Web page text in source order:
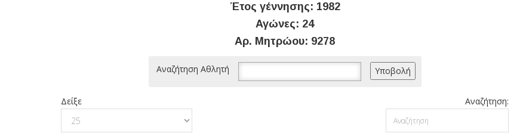
Έτος γέννησης: 1982
Αγώνες: 24
Αρ. Μητρώου: 9278
Αναζήτηση Αθλητή
Δείξε Αναζήτηση: